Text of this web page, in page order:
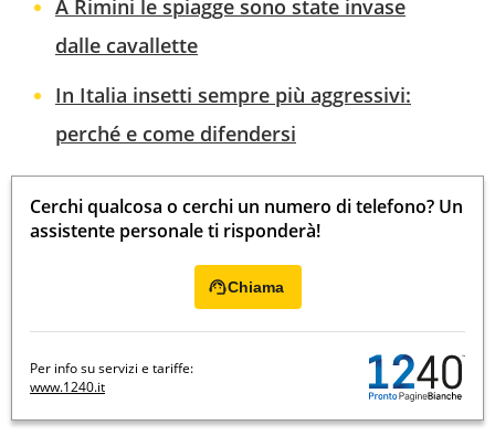
A Rimini le spiagge sono state invase
dalle cavallette
In Italia insetti sempre più aggressivi:
perché e come difendersi
Cerchi qualcosa o cerchi un numero di telefono? Un
assistente personale ti risponderà!
Chiama
Per info su servizi e tariffe:
www.1240.it